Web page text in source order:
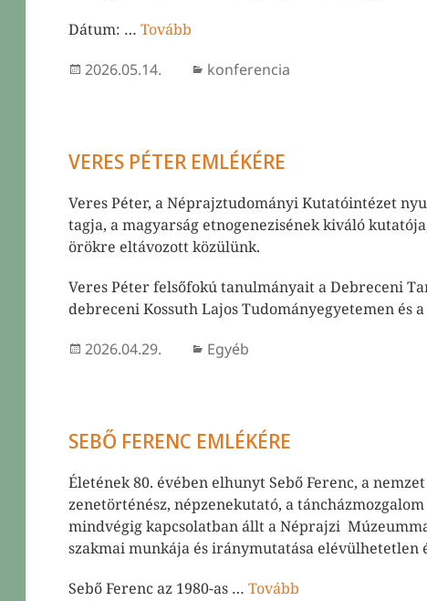
Dátum: … Tovább
Közzétéve
2026.05.14. Kategória
konferencia
VERES PÉTER EMLÉKÉRE
Veres Péter, a Néprajztudományi Kutatóintézet
tagja, a magyarság etnogenezisének kiváló
örökre eltávozott közülünk.
Veres Péter felsőfokú tanulmányait a Debreceni
debreceni Kossuth Lajos Tudományegyetemen és
Közzétéve
2026.04.29. Kategória
Egyéb
SEBŐ FERENC EMLÉKÉRE
Életének 80. évében elhunyt Sebő Ferenc, a
zenetörténész, népzenekutató, a
mindvégig kapcsolatban állt a Néprajzi
szakmai munkája és iránymutatása elévülhetetlen
Sebő Ferenc az 1980-as … Tovább